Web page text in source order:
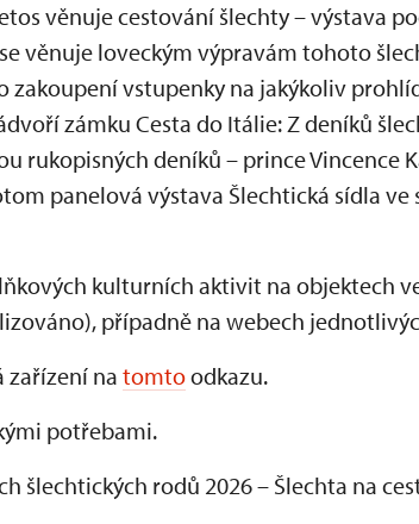
věnuje cestování šlechty – výstava
věnuje loveckým výpravám tohoto
vstupenky na jakýkoliv
zámku Cesta do Itálie: Z deníků
rukopisných deníků – prince Vincence
panelová výstava Šlechtická sídla
kulturních aktivit na objektech ve
případně na webech
zařízení na tomtoodkazu.
potřebami.
šlechtických rodů 2026 – Šlechta na